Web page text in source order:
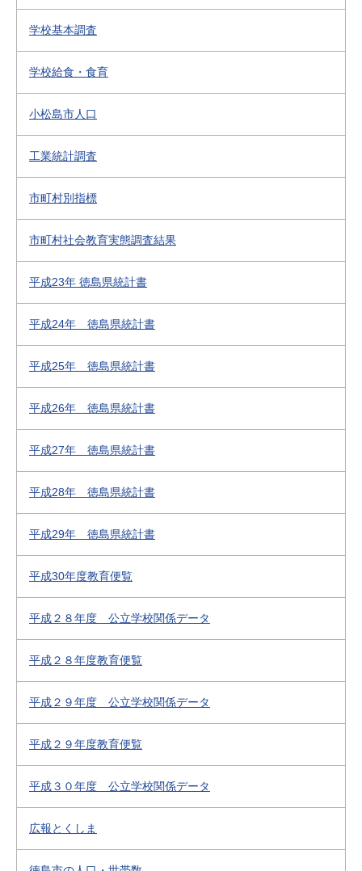
学校基本調査
学校給食・食育
小松島市人口
工業統計調査
市町村別指標
市町村社会教育実態調査結果
平成23年 徳島県統計書
平成24年 徳島県統計書
平成25年 徳島県統計書
平成26年 徳島県統計書
平成27年 徳島県統計書
平成28年 徳島県統計書
平成29年 徳島県統計書
平成30年度教育便覧
平成２８年度 公立学校関係データ
平成２８年度教育便覧
平成２９年度 公立学校関係データ
平成２９年度教育便覧
平成３０年度 公立学校関係データ
広報とくしま